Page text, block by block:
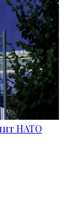
НАТО